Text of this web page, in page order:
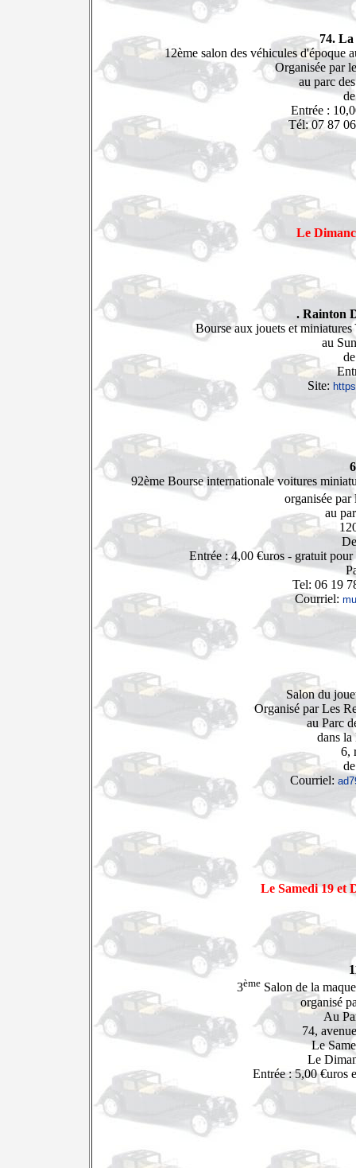
74.
12ème salon des véhicules
Organisée par
au parc
Entrée :
Tél: 07 87
Le
. Rainton
Bourse aux jouets et
au
Site:
92ème Bourse internationale voitures
organisée
au
Entrée : 4,00 €uros - gratuit pour
Tel: 06 19
Courriel:
Salon du
Organisé par Les
au Parc
dans la
6,
Courriel:
Le Samedi 19 et
3èmeSalon de la
organisé
Au
74,
Le
Le
Entrée : 5,00 €uros